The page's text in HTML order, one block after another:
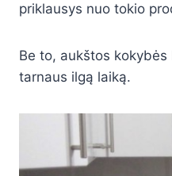
priklausys nuo tokio
Be to, aukštos
tarnaus ilgą laiką.